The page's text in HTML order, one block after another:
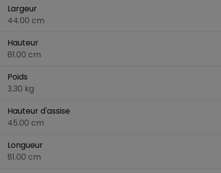
Largeur
44.00 cm
Hauteur
81.00 cm
Poids
3.30 kg
Hauteur d'assise
45.00 cm
Longueur
81.00 cm